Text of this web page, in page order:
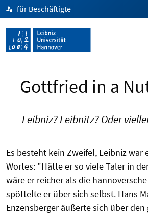
für Beschäftigte
Gottfried in a
Leibniz? Leibnitz? Oder
Es besteht kein Zweifel, Leibniz war
Wortes: "Hätte er so viele Taler in
wäre er reicher als die
spöttelte er über sich selbst. Hans
Enzensberger äußerte sich über